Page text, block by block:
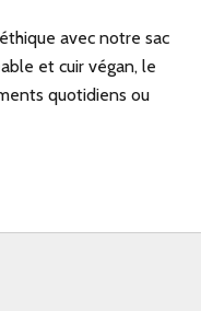
avec notre sac
et cuir végan, le
quotidiens ou